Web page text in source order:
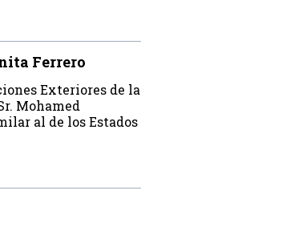
Ferrero
Exteriores de la
Mohamed
al de los Estados